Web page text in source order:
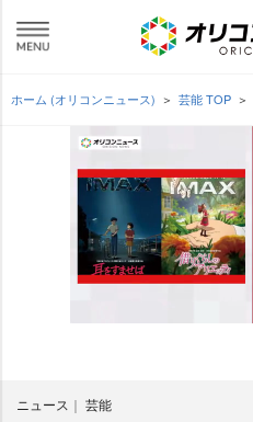
ホーム (オリコンニュース) 芸能 TOP
ニュース 芸能